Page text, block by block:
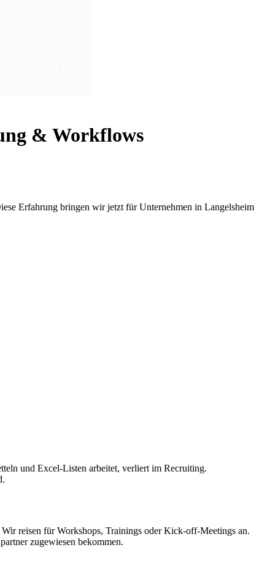
& Workflows
Erfahrung bringen wir jetzt für Unternehmen in Langelsheim
und Excel-Listen arbeitet, verliert im Recruiting.
reisen für Workshops, Trainings oder Kick-off-Meetings an.
zugewiesen bekommen.